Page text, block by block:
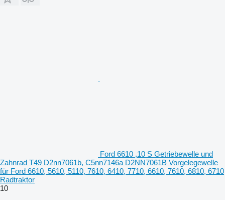
Ford 6610 ,10 S Getriebewelle und
Zahnrad T49 D2nn7061b, C5nn7146a D2NN7061B Vorgelegewelle
für Ford 6610, 5610, 5110, 7610, 6410, 7710, 6610, 7610, 6810, 6710
Radtraktor
10